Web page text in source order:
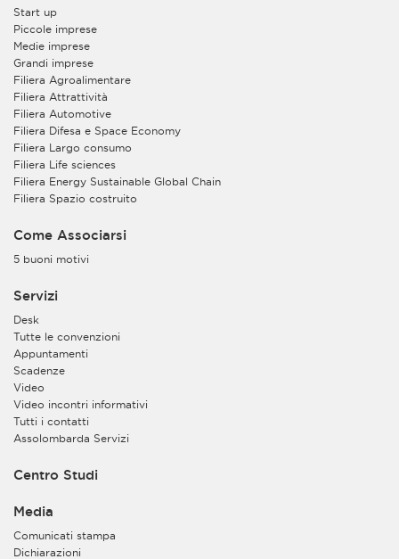
Start up
Piccole imprese
Medie imprese
Grandi imprese
Filiera Agroalimentare
Filiera Attrattività
Filiera Automotive
Filiera Difesa e Space Economy
Filiera Largo consumo
Filiera Life sciences
Filiera Energy Sustainable Global Chain
Filiera Spazio costruito
Come Associarsi
5 buoni motivi
Servizi
Desk
Tutte le convenzioni
Appuntamenti
Scadenze
Video
Video incontri informativi
Tutti i contatti
Assolombarda Servizi
Centro Studi
Media
Comunicati stampa
Dichiarazioni